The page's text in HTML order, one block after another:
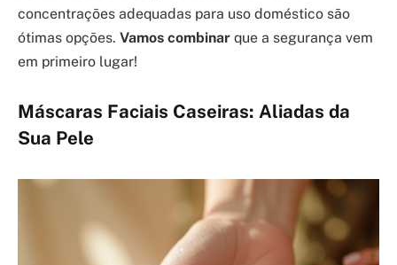
concentrações adequadas para uso doméstico são
ótimas opções. Vamos combinar que a segurança vem
em primeiro lugar!
Máscaras Faciais Caseiras: Aliadas da
Sua Pele